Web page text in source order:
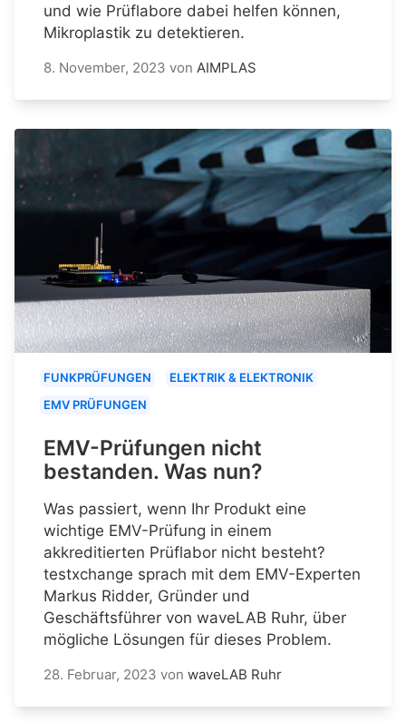
und wie Prüflabore dabei helfen können,
Mikroplastik zu detektieren.
8. November, 2023 von AIMPLAS
FUNKPRÜFUNGEN
ELEKTRIK & ELEKTRONIK
EMV PRÜFUNGEN
EMV-Prüfungen nicht
bestanden. Was nun?
Was passiert, wenn Ihr Produkt eine
wichtige EMV-Prüfung in einem
akkreditierten Prüflabor nicht besteht?
testxchange sprach mit dem EMV-Experten
Markus Ridder, Gründer und
Geschäftsführer von waveLAB Ruhr, über
mögliche Lösungen für dieses Problem.
28. Februar, 2023 von waveLAB Ruhr